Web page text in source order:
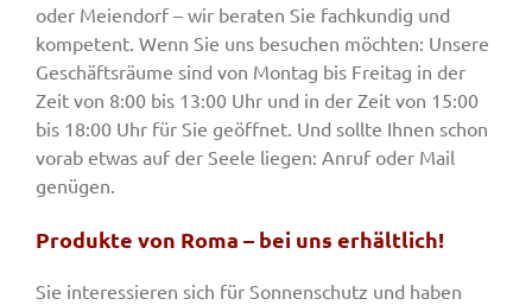
oder Meiendorf – wir beraten Sie fachkundig und
kompetent. Wenn Sie uns besuchen möchten: Unsere
Geschäftsräume sind von Montag bis Freitag in der
Zeit von 8:00 bis 13:00 Uhr und in der Zeit von 15:00
bis 18:00 Uhr für Sie geöffnet. Und sollte Ihnen schon
vorab etwas auf der Seele liegen: Anruf oder Mail
genügen.
Produkte von Roma – bei uns erhältlich!
Sie interessieren sich für Sonnenschutz und haben